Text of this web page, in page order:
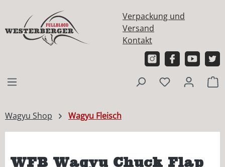
Verpackung und
Versand
Kontakt
Wagyu Shop Wagyu Fleisch
WFB Wagyu Chuck Flap